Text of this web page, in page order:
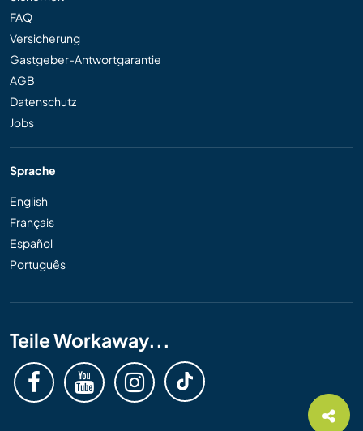
FAQ
Versicherung
Gastgeber-Antwortgarantie
AGB
Datenschutz
Jobs
Sprache
English
Français
Español
Português
Teile Workaway...